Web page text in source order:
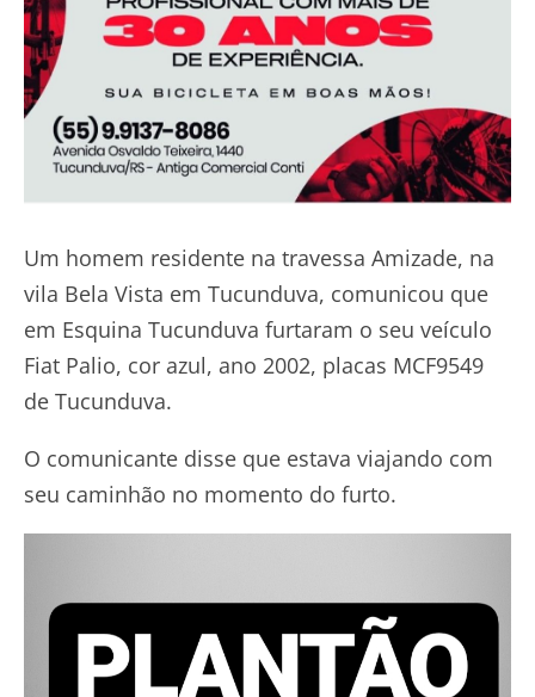
Um homem residente na travessa Amizade, na
vila Bela Vista em Tucunduva, comunicou que
em Esquina Tucunduva furtaram o seu veículo
Fiat Palio, cor azul, ano 2002, placas MCF9549
de Tucunduva.
O comunicante disse que estava viajando com
seu caminhão no momento do furto.